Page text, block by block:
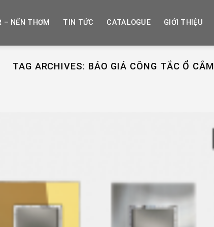
– NẾN THƠM TIN TỨC CATALOGUE GIỚI THIỆU
TAG ARCHIVES: BÁO GIÁ CÔNG TẮC Ổ CẮM